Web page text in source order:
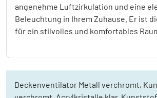
angenehme Luftzirkulation und eine
Beleuchtung in Ihrem Zuhause. Er ist
für ein stilvolles und komfortables
Deckenventilator Metall verchromt,